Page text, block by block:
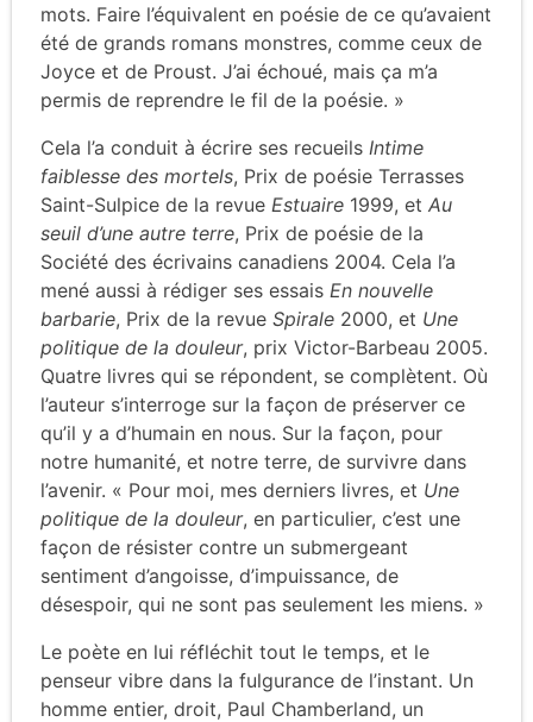
mots. Faire l’équivalent en poésie de ce qu’avaient
été de grands romans monstres, comme ceux de
Joyce et de Proust. J’ai échoué, mais ça m’a
permis de reprendre le fil de la poésie. »
Cela l’a conduit à écrire ses recueils Intime
faiblesse des mortels, Prix de poésie Terrasses
Saint-Sulpice de la revue Estuaire 1999, et Au
seuil d’une autre terre, Prix de poésie de la
Société des écrivains canadiens 2004. Cela l’a
mené aussi à rédiger ses essais En nouvelle
barbarie, Prix de la revue Spirale 2000, et Une
politique de la douleur, prix Victor-Barbeau 2005.
Quatre livres qui se répondent, se complètent. Où
l’auteur s’interroge sur la façon de préserver ce
qu’il y a d’humain en nous. Sur la façon, pour
notre humanité, et notre terre, de survivre dans
l’avenir. « Pour moi, mes derniers livres, et Une
politique de la douleur, en particulier, c’est une
façon de résister contre un submergeant
sentiment d’angoisse, d’impuissance, de
désespoir, qui ne sont pas seulement les miens. »
Le poète en lui réfléchit tout le temps, et le
penseur vibre dans la fulgurance de l’instant. Un
homme entier, droit, Paul Chamberland, un